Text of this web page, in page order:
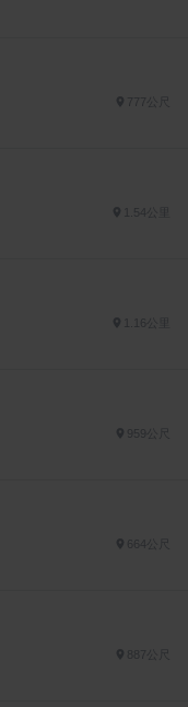
777公尺
1.54公里
1.16公里
959公尺
887公尺